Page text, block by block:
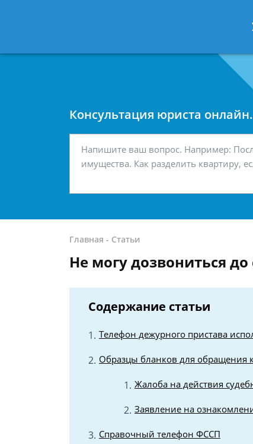
7 812 467-
Консультация юриста
Главная - Статьи
Не могу дозвониться
Содержание статьи
Телефон дежурного пристава
Образцы бланков для обращения
Жалоба на действия
Заявление на
Справочный телефон ФССП